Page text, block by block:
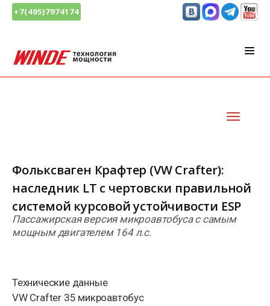
+7(495)7974174
Фольксваген Крафтер (VW Crafter):
наследник LT с чертовски правильной
системой курсовой устойчивости ESP
Пассажирская версия микроавтобуса с самым
мощным двигателем 164 л.с.
Технические данные
VW Crafter 35 микроавтобус